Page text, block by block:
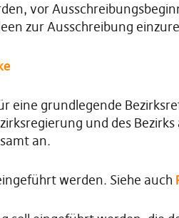
vor
zur Ausschreibung
eine grundlegende
und des
an.
werden. Siehe auch